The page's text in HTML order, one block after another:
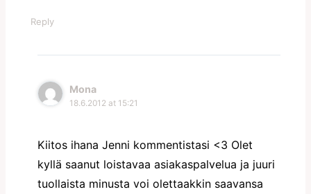
Reply
Mona
18.6.2012 at 15:21
Kiitos ihana Jenni kommentistasi <3 Olet
kyllä saanut loistavaa asiakaspalvelua ja juuri
tuollaista minusta voi olettaakkin saavansa